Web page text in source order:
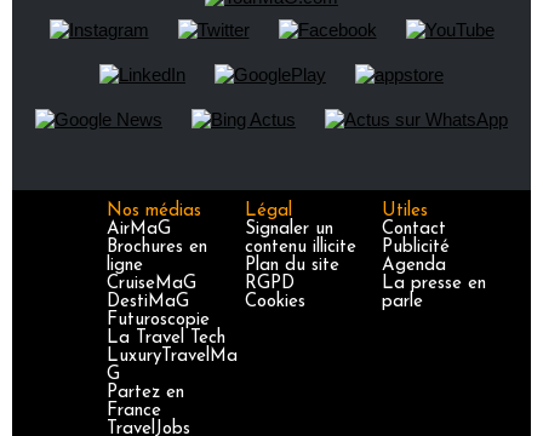
Nos médias
AirMaG
Brochures en
ligne
CruiseMaG
DestiMaG
Futuroscopie
La Travel Tech
LuxuryTravelMa
G
Partez en
France
TravelJobs
Légal
Signaler un
contenu illicite
Plan du site
RGPD
Cookies
Utiles
Contact
Publicité
Agenda
La presse en
parle